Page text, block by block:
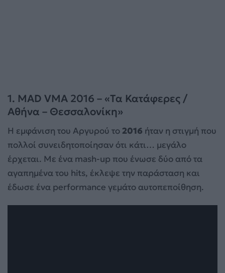
1. MAD VMA 2016 – «Τα Κατάφερες /
Αθήνα – Θεσσαλονίκη»
Η εμφάνιση του Αργυρού το 2016 ήταν η στιγμή που
πολλοί συνειδητοποίησαν ότι κάτι… μεγάλο
έρχεται. Με ένα mash-up που ένωσε δύο από τα
αγαπημένα του hits, έκλεψε την παράσταση και
έδωσε ένα performance γεμάτο αυτοπεποίθηση.